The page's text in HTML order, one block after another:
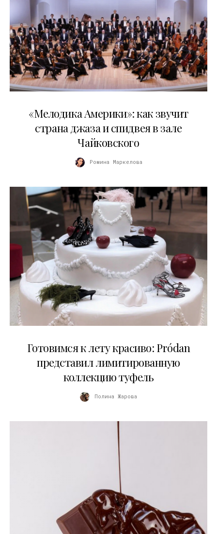
«Мелодика Америки»: как звучит
страна джаза и спидвея в зале
Чайковского
Ромина Маркелова
Готовимся к лету красиво: Pródan
представил лимитированную
коллекцию туфель
Полина Жарова